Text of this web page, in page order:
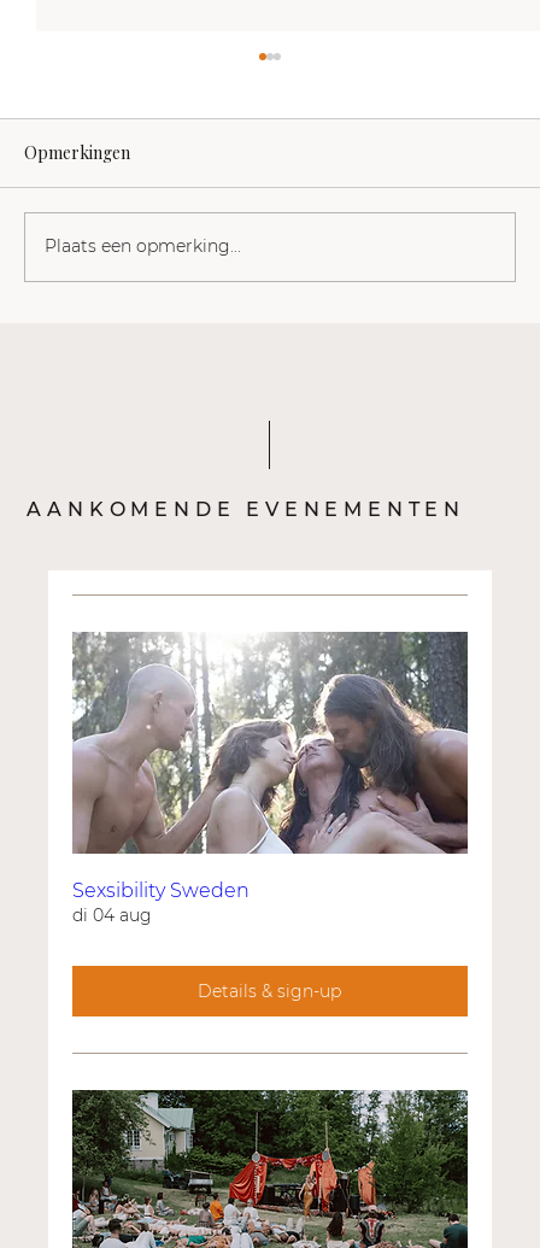
AANKOMENDE EVENEMENTEN
Sexsibility Sweden
di 04 aug
Details & sign-up
Opmerkingen
Plaats een opmerking...